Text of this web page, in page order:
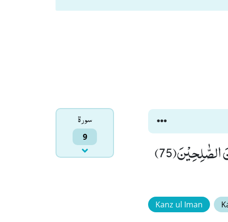
سورۃ
9
وَ مِنْهُمْ مَّنْ عٰهَدَ اللّٰهَ لَىٕنْ اٰتٰىنَا مِنْ فَضْلِهٖ لَنَصَّدَّقَنَّ وَ لَنَكُوْنَنَّ مِنَ الصّٰلِحِیْنَ(75)
Kanz ul Iman